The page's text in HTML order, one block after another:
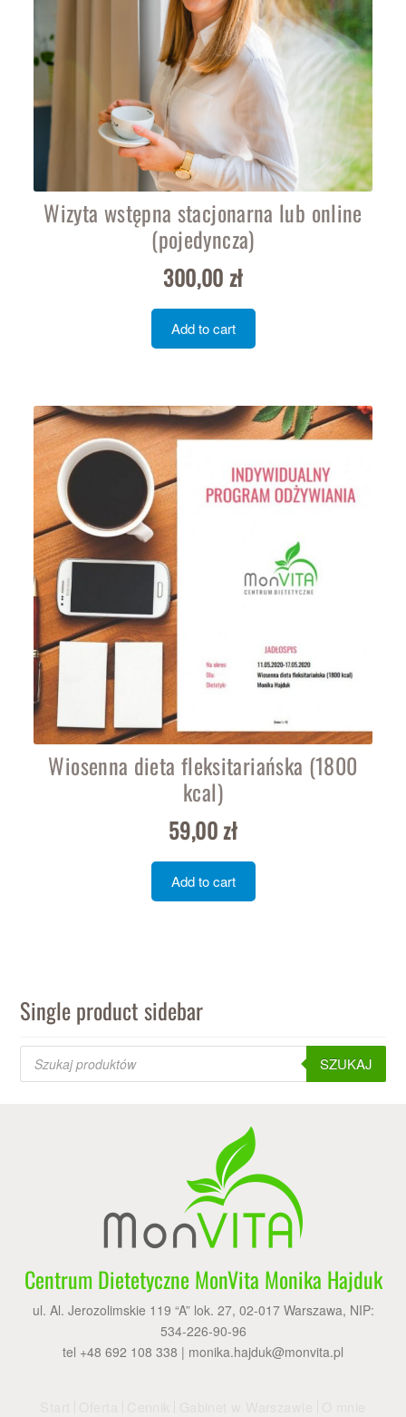
Wizyta wstępna stacjonarna lub online
(pojedyncza)
300,00 zł
Add to cart
Wiosenna dieta fleksitariańska (1800
kcal)
59,00zł
Add to cart
Single product sidebar
Products
search SZUKAJ
Centrum Dietetyczne MonVita Monika Hajduk
ul. Al. Jerozolimskie 119 “A” lok. 27, 02-017 Warszawa, NIP:
534-226-90-96
tel +48 692 108 338 | monika.hajduk@monvita.pl